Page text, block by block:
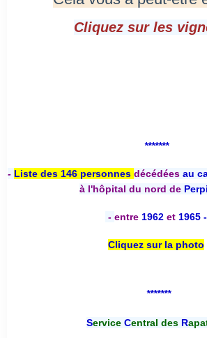
Cliquez sur les
*******
- Liste des 146 personnes décédées au
à l'hôpital du nord de
- entre 1962 et 1965 -
Cliquez sur la photo
*******
Service Central desR